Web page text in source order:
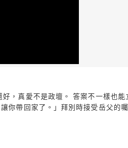
，真愛不是政壇。 答案不一樣也
你帶回家了。」拜別時接受岳父的